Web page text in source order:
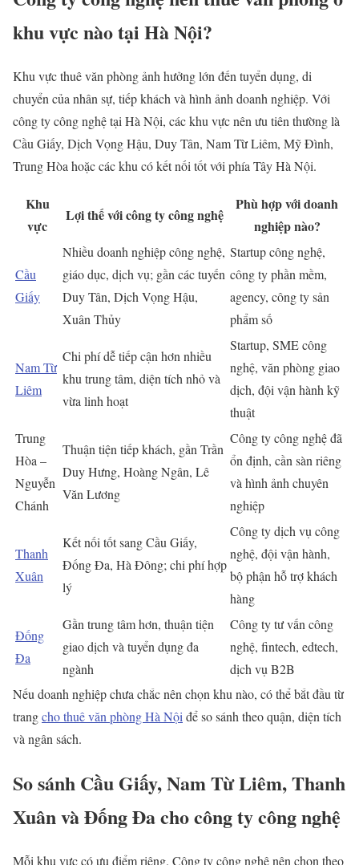
khu vực nào tại Hà Nội?
Khu vực thuê văn phòng ảnh hưởng lớn đến tuyển dụng, di
chuyển của nhân sự, tiếp khách và hình ảnh doanh nghiệp. Với
công ty công nghệ tại Hà Nội, các khu vực nên ưu tiên thường là
Cầu Giấy, Dịch Vọng Hậu, Duy Tân, Nam Từ Liêm, Mỹ Đình,
Trung Hòa hoặc các khu có kết nối tốt với phía Tây Hà Nội.
Khu
vực
Lợi thế với công ty công nghệ
Phù hợp với doanh
nghiệp nào?
Cầu
Giấy
Nhiều doanh nghiệp công nghệ,
giáo dục, dịch vụ; gần các tuyến
Duy Tân, Dịch Vọng Hậu,
Xuân Thủy
Startup công nghệ,
công ty phần mềm,
agency, công ty sản
phẩm số
Nam Từ
Liêm
Chi phí dễ tiếp cận hơn nhiều
khu trung tâm, diện tích nhỏ và
vừa linh hoạt
Startup, SME công
nghệ, văn phòng giao
dịch, đội vận hành kỹ
thuật
Trung
Hòa –
Nguyễn
Chánh
Thuận tiện tiếp khách, gần Trần
Duy Hưng, Hoàng Ngân, Lê
Văn Lương
Công ty công nghệ đã
ổn định, cần sàn riêng
và hình ảnh chuyên
nghiệp
Thanh
Xuân
Kết nối tốt sang Cầu Giấy,
Đống Đa, Hà Đông; chi phí hợp
lý
Công ty dịch vụ công
nghệ, đội vận hành,
bộ phận hỗ trợ khách
hàng
Đống
Đa
Gần trung tâm hơn, thuận tiện
giao dịch và tuyển dụng đa
ngành
Công ty tư vấn công
nghệ, fintech, edtech,
dịch vụ B2B
Nếu doanh nghiệp chưa chắc nên chọn khu nào, có thể bắt đầu từ
trangcho thuê văn phòng Hà Nội để so sánh theo quận, diện tích
và ngân sách.
So sánh Cầu Giấy, Nam Từ Liêm, Thanh
Xuân và Đống Đa cho công ty công nghệ
Mỗi khu vực có ưu điểm riêng. Công ty công nghệ nên chọn theo